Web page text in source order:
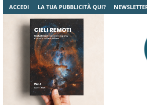
ACCEDI LA TUA PUBBLICITÀ QUI?